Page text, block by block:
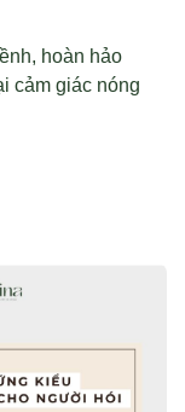
hoàn hảo
cảm giác nóng